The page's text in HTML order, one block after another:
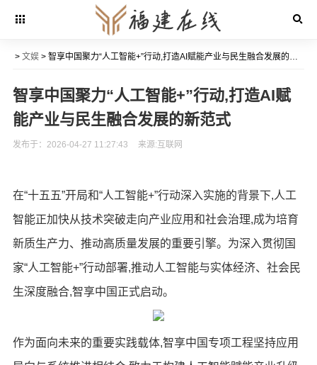
> 文娱> 智享中国聚力“人工智能+”行动,打造AI赋能产业与民生融合发展的新范式
智享中国聚力“人工智能+”行动,打造AI赋
能产业与民生融合发展的新范式
发布于：2026-04-27 11:27:43 来源:互联网
在“十五五”开局和“人工智能+”行动深入实施的背景下,人工
智能正加快从技术突破走向产业应用和社会治理,成为培育
新质生产力、推动高质量发展的重要引擎。为深入贯彻国
家“人工智能+”行动部署,推动人工智能与实体经济、社会民
生深度融合,智享中国正式启动。
作为面向未来的重要实践载体,智享中国专项工程坚持应用